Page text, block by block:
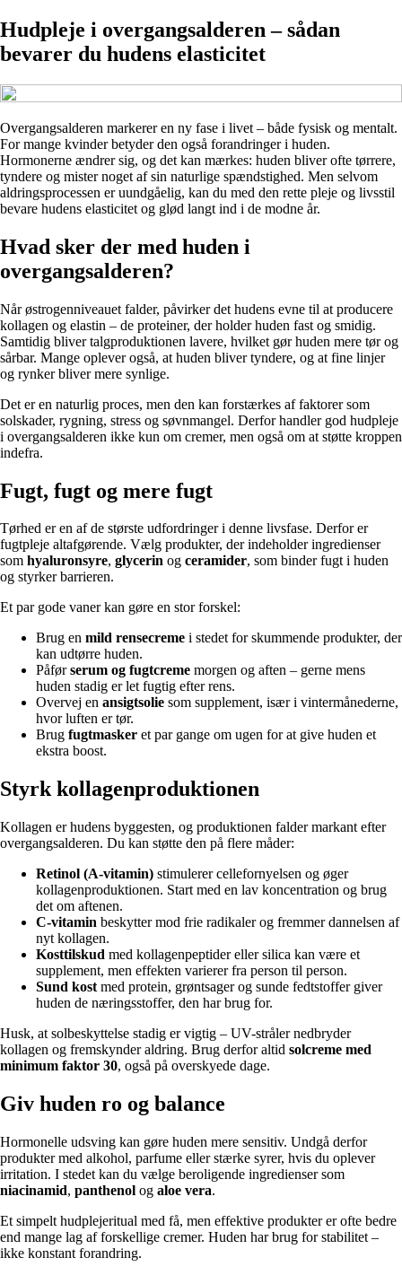
Hudpleje i overgangsalderen – sådan
bevarer du hudens elasticitet
Overgangsalderen markerer en ny fase i livet – både fysisk og mentalt.
For mange kvinder betyder den også forandringer i huden.
Hormonerne ændrer sig, og det kan mærkes: huden bliver ofte tørrere,
tyndere og mister noget af sin naturlige spændstighed. Men selvom
aldringsprocessen er uundgåelig, kan du med den rette pleje og livsstil
bevare hudens elasticitet og glød langt ind i de modne år.
Hvad sker der med huden i
overgangsalderen?
Når østrogenniveauet falder, påvirker det hudens evne til at producere
kollagen og elastin – de proteiner, der holder huden fast og smidig.
Samtidig bliver talgproduktionen lavere, hvilket gør huden mere tør og
sårbar. Mange oplever også, at huden bliver tyndere, og at fine linjer
og rynker bliver mere synlige.
Det er en naturlig proces, men den kan forstærkes af faktorer som
solskader, rygning, stress og søvnmangel. Derfor handler god hudpleje
i overgangsalderen ikke kun om cremer, men også om at støtte kroppen
indefra.
Fugt, fugt og mere fugt
Tørhed er en af de største udfordringer i denne livsfase. Derfor er
fugtpleje altafgørende. Vælg produkter, der indeholder ingredienser
som hyaluronsyre, glycerin og ceramider, som binder fugt i huden
og styrker barrieren.
Et par gode vaner kan gøre en stor forskel:
Brug en mild rensecreme i stedet for skummende produkter, der
kan udtørre huden.
Påførserum og fugtcreme morgen og aften – gerne mens
huden stadig er let fugtig efter rens.
Overvej en ansigtsolie som supplement, især i vintermånederne,
hvor luften er tør.
Brug fugtmasker et par gange om ugen for at give huden et
ekstra boost.
Styrk kollagenproduktionen
Kollagen er hudens byggesten, og produktionen falder markant efter
overgangsalderen. Du kan støtte den på flere måder:
Retinol (A-vitamin) stimulerer cellefornyelsen og øger
kollagenproduktionen. Start med en lav koncentration og brug
det om aftenen.
C-vitamin beskytter mod frie radikaler og fremmer dannelsen af
nyt kollagen.
Kosttilskud med kollagenpeptider eller silica kan være et
supplement, men effekten varierer fra person til person.
Sund kost med protein, grøntsager og sunde fedtstoffer giver
huden de næringsstoffer, den har brug for.
Husk, at solbeskyttelse stadig er vigtig – UV-stråler nedbryder
kollagen og fremskynder aldring. Brug derfor altid solcreme med
minimum faktor 30, også på overskyede dage.
Giv huden ro og balance
Hormonelle udsving kan gøre huden mere sensitiv. Undgå derfor
produkter med alkohol, parfume eller stærke syrer, hvis du oplever
irritation. I stedet kan du vælge beroligende ingredienser som
niacinamid, panthenol og aloe vera.
Et simpelt hudplejeritual med få, men effektive produkter er ofte bedre
end mange lag af forskellige cremer. Huden har brug for stabilitet –
ikke konstant forandring.